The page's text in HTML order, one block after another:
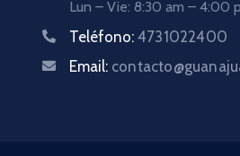
Lun – Vie: 8:30 am – 4:00
Teléfono: 4731022400
Email: